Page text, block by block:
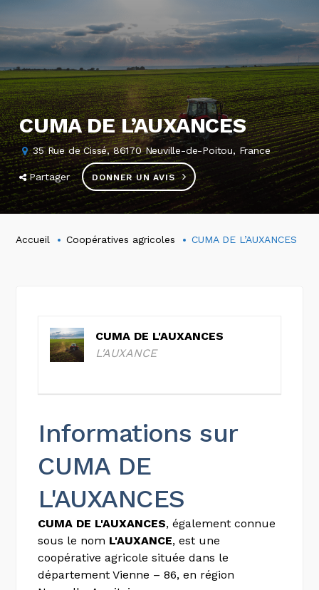
CUMA DE L’AUXANCES
35 Rue de Cissé, 86170 Neuville-de-Poitou, France
Partager DONNER UN AVIS
Accueil Coopératives agricoles CUMA DE L’AUXANCES
CUMA DE L'AUXANCES
L'AUXANCE
Informations sur
CUMA DE
L'AUXANCES
CUMA DE L'AUXANCES, également connue
sous le nom L'AUXANCE, est une
coopérative agricole située dans le
département Vienne – 86, en région